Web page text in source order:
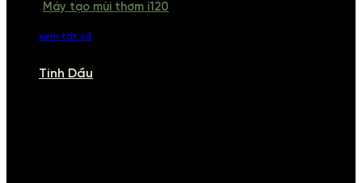
Máy tạo mùi thơm i120
xem tất cả
Tinh Dầu